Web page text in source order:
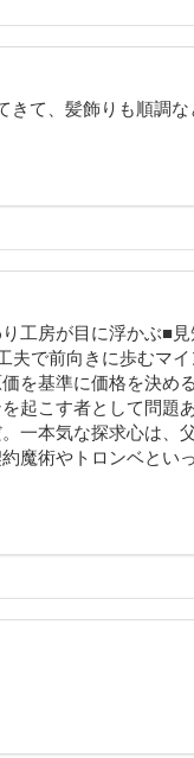
て、髪飾りも順調な
工房が目に浮かぶ■
夫で前向きに歩むマ
を基準に価格を決め
起こす者として問題
一本気な探求心は、
魔術やトロンベとい